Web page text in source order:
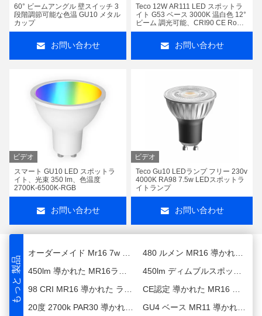
60° ビームアングル 壁スイッチ 3
段階調節可能な色温 GU10 メタル
カップ
お問い合わせ
Teco 12W AR111 LED スポットラ
イト G53 ベース 3000K 温白色 12°
ビーム 調光可能、CRI90 CE RoHS
認証
お問い合わせ
ビデオ
スマート GU10 LED スポットラ
イト、光束 350 lm、色温度
2700K-6500K-RGB
お問い合わせ
ビデオ
Teco Gu10 LEDランプ フリー 230v
4000K RA98 7.5w LEDスポットラ
イトランプ
お問い合わせ
もっと 製品
24度ビームアングル ES111 電球 3000k Ra90 230v ES111 GU10 導かれたスポットライト
テコ 12 度光線角度 ES111 ランプ 4000K Ra90 230v 導かれたスポットライト ランプ Gu10 ベース
450lm 導かれた MR16ランプ GU5.3ベース 4000K 導かれたスポットライト電球 12V 24度
450lm ディムブルスポットライトランプ MR16ランプ 3000K 12V 24度ビームアングル 長寿命
98 CRI MR16 導かれた ランプ GU5.3 ベースタイプ 450lm 2700K 24度 MR16 スポットライト ランプ
CE認定 導かれた MR16 暗調電球 10度 2700K 導かれたスポットライト 室内 GU5.3 ベース
20度 2700k PAR30 導かれたスポットライト 230V 22W 調節可能点滅式 PAR30電球
GU4 ベース MR11 導かれた 電球 12 ボルト 3000K 暗調可能な 36 度光角
テコ Ra90 12V MR11 導かれた 電球 鋳型アルミニウム 3000K 調度調整可能な36度のビーム角度
36度 230V PAR30 導かれたスポットライト 4000k 自然白色 アンチフラッカー 導かれた電球 PAR 30